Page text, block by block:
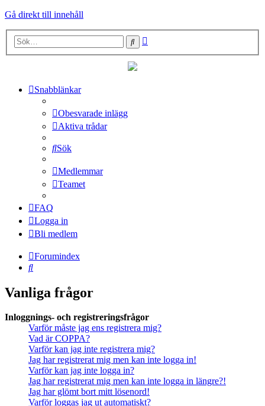
Gå direkt till innehåll
Sök
Snabblänkar
Obesvarade inlägg
Aktiva trådar
Sök
Medlemmar
Teamet
FAQ
Logga in
Bli medlem
Forumindex
Sök
Vanliga frågor
Inloggnings- och registreringsfrågor
Varför måste jag ens registrera mig?
Vad är COPPA?
Varför kan jag inte registrera mig?
Jag har registrerat mig men kan inte logga in!
Varför kan jag inte logga in?
Jag har registrerat mig men kan inte logga in längre?!
Jag har glömt bort mitt lösenord!
Varför loggas jag ut automatiskt?